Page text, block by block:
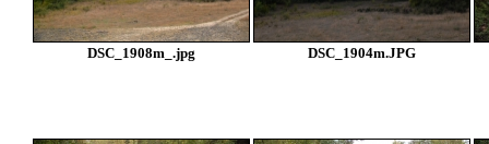
DSC_1908m_.jpg DSC_1904m.JPG